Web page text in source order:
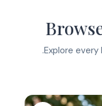
Explore